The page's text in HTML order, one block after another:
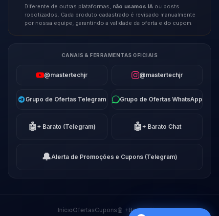
Diferente de outras plataformas, não usamos IA ou posts
robotizados. Cada produto cadastrado é revisado manualmente
por nossa equipe, garantindo a validade da oferta e do cupom.
CANAIS & FERRAMENTAS OFICIAIS
@mastertechjr @mastertechjr
Grupo de Ofertas Telegram Grupo de Ofertas WhatsApp
🤖+ Barato (Telegram) 🤖+ Barato Chat
🔔Alerta de Promoções e Cupons (Telegram)
InícioOfertasCupons🤖 +Barato Chat